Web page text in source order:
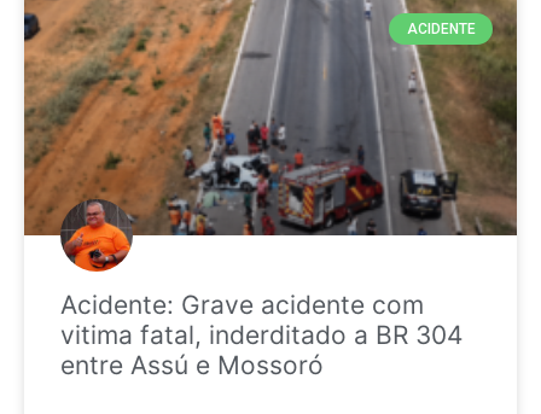
ACIDENTE
Acidente: Grave acidente com
vitima fatal, inderditado a BR 304
entre Assú e Mossoró